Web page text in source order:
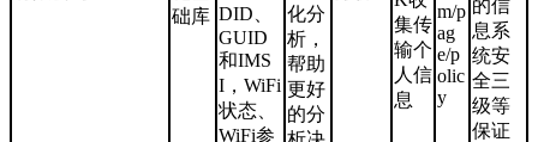
础库 DID、
GUID
和IMS
I，WiFi
状态、
WiFi参
化分
析，
帮助
更好
的分
集传
输个
人信
息
m/p
ag
e/p
olic
y
的信
息系
统安
全三
级等
保证